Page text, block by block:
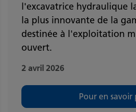
l'excavatrice hydraulique
la plus innovante de la
destinée à l'exploitation
ouvert.
2 avril 2026
Pour en savoir